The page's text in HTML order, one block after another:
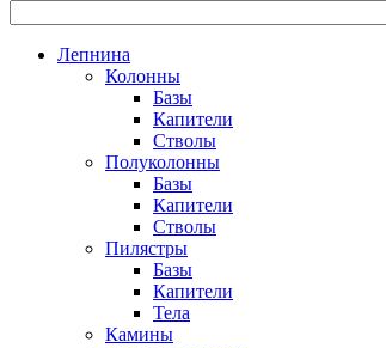
Лепнина
Колонны
Базы
Капители
Стволы
Полуколонны
Базы
Капители
Стволы
Пилястры
Базы
Капители
Тела
Камины